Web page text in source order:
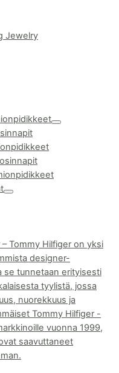
Jewelry
–Tommy Hilfiger on yksi
designer-
se tunnetaan erityisesti
tyylistä, jossa
nuorekkuus ja
Tommy Hilfiger -
vuonna 1999,
saavuttaneet